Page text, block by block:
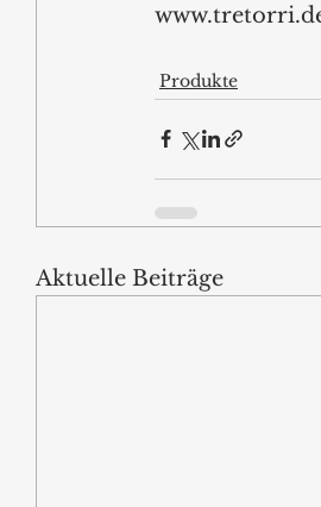
Produkte
Aktuelle Beiträge